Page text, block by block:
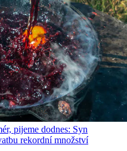
pijeme dodnes: Syn
rekordní množství